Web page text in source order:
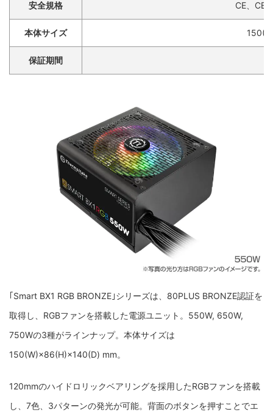
安全規格 CE、CB
本体サイズ
保証期間
｢Smart BX1 RGB BRONZE｣シリーズは、80PLUS BRONZE認証を
取得し、RGBファンを搭載した電源ユニット。550W, 650W,
750Wの3種がラインナップ。本体サイズは
150(W)×86(H)×140(D) mm。
120mmのハイドロリックベアリングを採用したRGBファンを搭載
し、7色、3パターンの発光が可能。背面のボタンを押すことでエ